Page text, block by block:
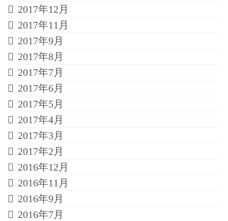
2017年12月
2017年11月
2017年9月
2017年8月
2017年7月
2017年6月
2017年5月
2017年4月
2017年3月
2017年2月
2016年12月
2016年11月
2016年9月
2016年7月